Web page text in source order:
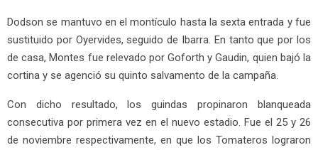
Dodson se mantuvo en el montículo hasta la sexta entrada y fue
sustituido por Oyervides, seguido de Ibarra. En tanto que por los
de casa, Montes fue relevado por Goforth y Gaudin, quien bajó la
cortina y se agenció su quinto salvamento de la campaña.
Con dicho resultado, los guindas propinaron blanqueada
consecutiva por primera vez en el nuevo estadio. Fue el 25 y 26
de noviembre respectivamente, en que los Tomateros lograron